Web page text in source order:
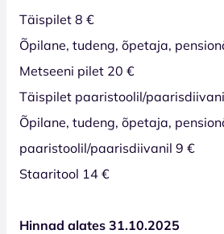
Täispilet 8 €
Õpilane, tudeng, õpetaja,
Metseeni pilet 20 €
Täispilet paaristoolil/
Õpilane, tudeng, õpetaja,
paaristoolil/paarisdiivanil 9 €
Staaritool 14 €
Hinnad alates 31.10.2025